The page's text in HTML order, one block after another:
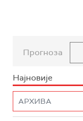
Прогноза
Најновије